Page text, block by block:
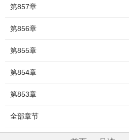
第857章
第856章
第855章
第854章
第853章
全部章节